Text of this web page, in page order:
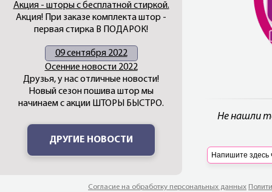
Не нашли
Акция - шторы с бесплатной стиркой.
Акция! При заказе комплекта штор -
первая стирка В ПОДАРОК!
09 сентября 2022
Осенние новости 2022
Друзья, у нас отличные новости!
Новый сезон пошива штор мы
начинаем с акции ШТОРЫ БЫСТРО.
ДРУГИЕ НОВОСТИ
Согласие на обработку персональных данных